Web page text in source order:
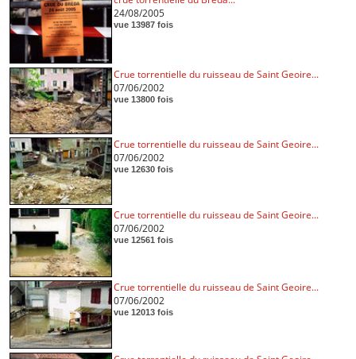
24/08/2005
vue 13987 fois
Crue torrentielle du ruisseau de Saint Geoire...
07/06/2002
vue 13800 fois
Crue torrentielle du ruisseau de Saint Geoire...
07/06/2002
vue 12630 fois
Crue torrentielle du ruisseau de Saint Geoire...
07/06/2002
vue 12561 fois
Crue torrentielle du ruisseau de Saint Geoire...
07/06/2002
vue 12013 fois